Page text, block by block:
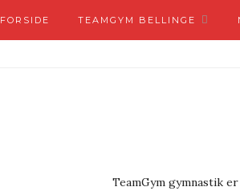
FORSIDE TEAMGYM BELLINGE
TeamGym gymnastik